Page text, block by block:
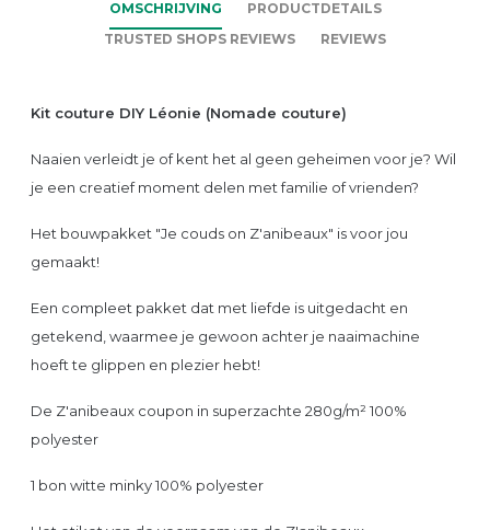
OMSCHRIJVING
PRODUCTDETAILS
TRUSTED SHOPS REVIEWS
REVIEWS
Kit couture DIY Léonie (Nomade couture)
Naaien verleidt je of kent het al geen geheimen voor je? Wil
je een creatief moment delen met familie of vrienden?
Het bouwpakket "Je couds on Z'anibeaux" is voor jou
gemaakt!
Een compleet pakket dat met liefde is uitgedacht en
getekend, waarmee je gewoon achter je naaimachine
hoeft te glippen en plezier hebt!
De Z'anibeaux coupon in superzachte 280g/m² 100%
polyester
1 bon witte minky 100% polyester